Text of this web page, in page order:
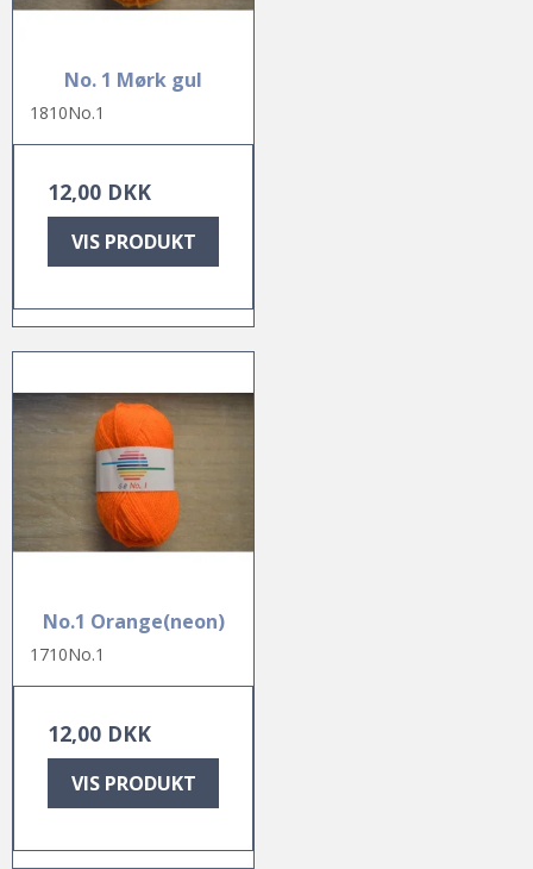
No. 1 Mørk gul
1810No.1
12,00 DKK
VIS PRODUKT
No.1 Orange(neon)
1710No.1
12,00 DKK
VIS PRODUKT